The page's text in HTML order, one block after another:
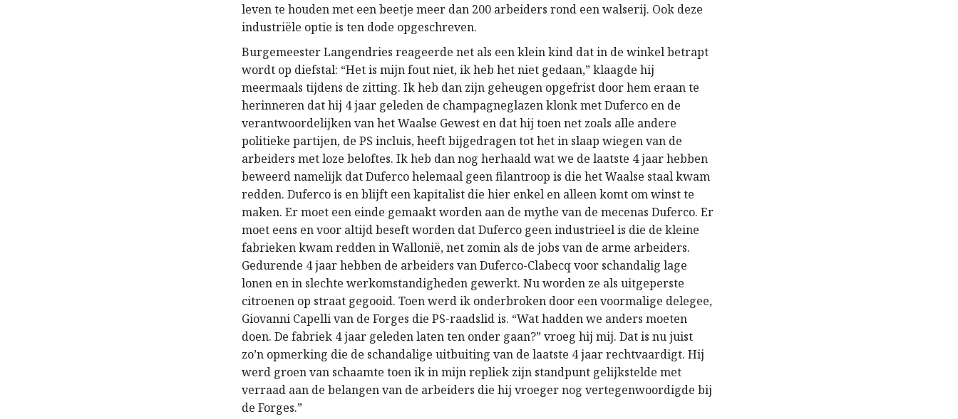
leven te houden met een beetje meer dan 200 arbeiders rond een walserij. Ook deze
industriële optie is ten dode opgeschreven.
Burgemeester Langendries reageerde net als een klein kind dat in de winkel betrapt
wordt op diefstal: “Het is mijn fout niet, ik heb het niet gedaan,” klaagde hij
meermaals tijdens de zitting. Ik heb dan zijn geheugen opgefrist door hem eraan te
herinneren dat hij 4 jaar geleden de champagneglazen klonk met Duferco en de
verantwoordelijken van het Waalse Gewest en dat hij toen net zoals alle andere
politieke partijen, de PS incluis, heeft bijgedragen tot het in slaap wiegen van de
arbeiders met loze beloftes. Ik heb dan nog herhaald wat we de laatste 4 jaar hebben
beweerd namelijk dat Duferco helemaal geen filantroop is die het Waalse staal kwam
redden. Duferco is en blijft een kapitalist die hier enkel en alleen komt om winst te
maken. Er moet een einde gemaakt worden aan de mythe van de mecenas Duferco. Er
moet eens en voor altijd beseft worden dat Duferco geen industrieel is die de kleine
fabrieken kwam redden in Wallonië, net zomin als de jobs van de arme arbeiders.
Gedurende 4 jaar hebben de arbeiders van Duferco-Clabecq voor schandalig lage
lonen en in slechte werkomstandigheden gewerkt. Nu worden ze als uitgeperste
citroenen op straat gegooid. Toen werd ik onderbroken door een voormalige delegee,
Giovanni Capelli van de Forges die PS-raadslid is. “Wat hadden we anders moeten
doen. De fabriek 4 jaar geleden laten ten onder gaan?” vroeg hij mij. Dat is nu juist
zo’n opmerking die de schandalige uitbuiting van de laatste 4 jaar rechtvaardigt. Hij
werd groen van schaamte toen ik in mijn repliek zijn standpunt gelijkstelde met
verraad aan de belangen van de arbeiders die hij vroeger nog vertegenwoordigde bij
de Forges.”